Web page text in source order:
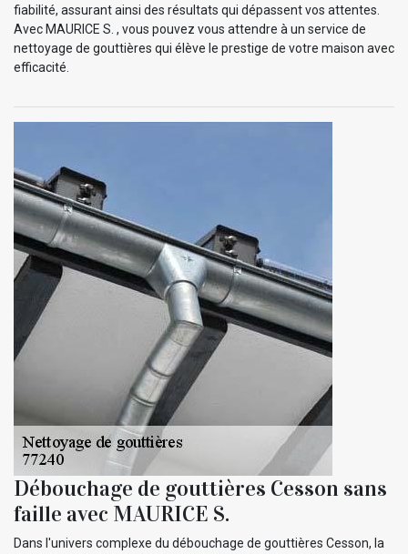
fiabilité, assurant ainsi des résultats qui dépassent vos attentes.
Avec MAURICE S. , vous pouvez vous attendre à un service de
nettoyage de gouttières qui élève le prestige de votre maison avec
efficacité.
Débouchage de gouttières Cesson sans
faille avec MAURICE S.
Dans l'univers complexe du débouchage de gouttières Cesson, la